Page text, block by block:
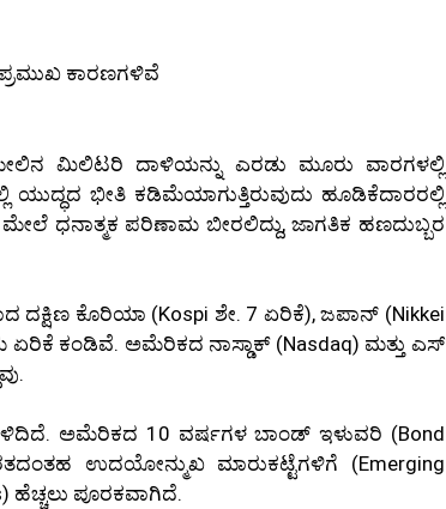
ಕಾರಣಗಳಿವೆ
ಮಿಲಿಟರಿ ದಾಳಿಯನ್ನು ಎರಡು ಮೂರು ವಾರಗಳಲ್ಲಿ
ಯುದ್ಧದ ಭೀತಿ ಕಡಿಮೆಯಾಗುತ್ತಿರುವುದು ಹೂಡಿಕೆದಾರರಲ್ಲಿ
ಧನಾತ್ಮಕ ಪರಿಣಾಮ ಬೀರಲಿದ್ದು, ಜಾಗತಿಕ ಹಣದುಬ್ಬರ
ದಕ್ಷಿಣ ಕೊರಿಯಾ (Kospi ಶೇ. 7 ಏರಿಕೆ), ಜಪಾನ್ (Nikkei
ಏರಿಕೆ ಕಂಡಿವೆ. ಅಮೆರಿಕದ ನಾಸ್ಡಾಕ್ (Nasdaq) ಮತ್ತು ಎಸ್
ಅಮೆರಿಕದ 10 ವರ್ಷಗಳ ಬಾಂಡ್ ಇಳುವರಿ (Bond
ಉದಯೋನ್ಮುಖ ಮಾರುಕಟ್ಟೆಗಳಿಗೆ (Emerging
ಹೆಚ್ಚಲು ಪೂರಕವಾಗಿದೆ.